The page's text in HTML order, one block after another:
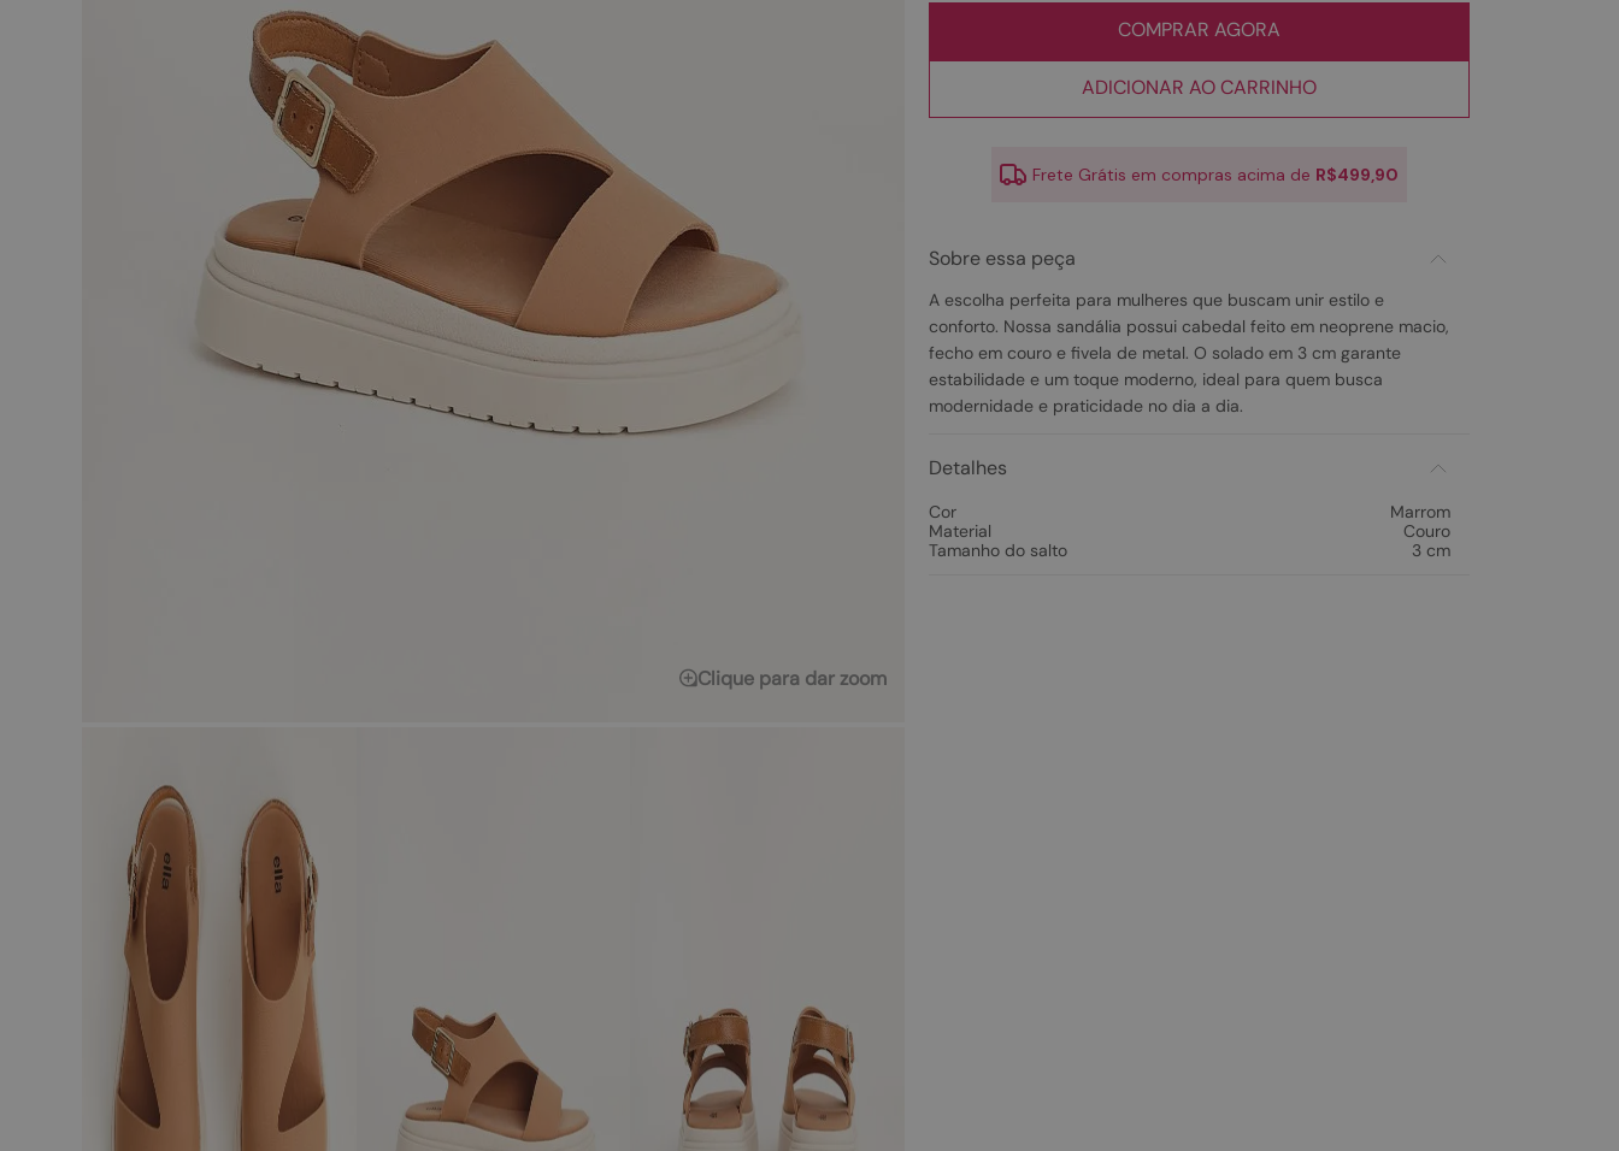
Clique para dar zoom
COMPRAR AGORA
ADICIONAR AO CARRINHO
Frete Grátis em compras acima de R$499,90
Sobre essa peça
A escolha perfeita para mulheres que buscam unir estilo e
conforto. Nossa sandália possui cabedal feito em neoprene macio,
fecho em couro e fivela de metal. O solado em 3 cm garante
estabilidade e um toque moderno, ideal para quem busca
modernidade e praticidade no dia a dia.
Detalhes
Cor
Marrom
Material
Couro
Tamanho do salto
3 cm